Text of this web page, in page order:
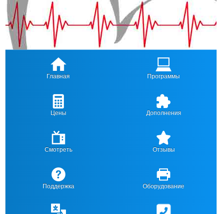
Главная Программы
Цены Дополнения
Смотреть Отзывы
Поддержка Оборудование